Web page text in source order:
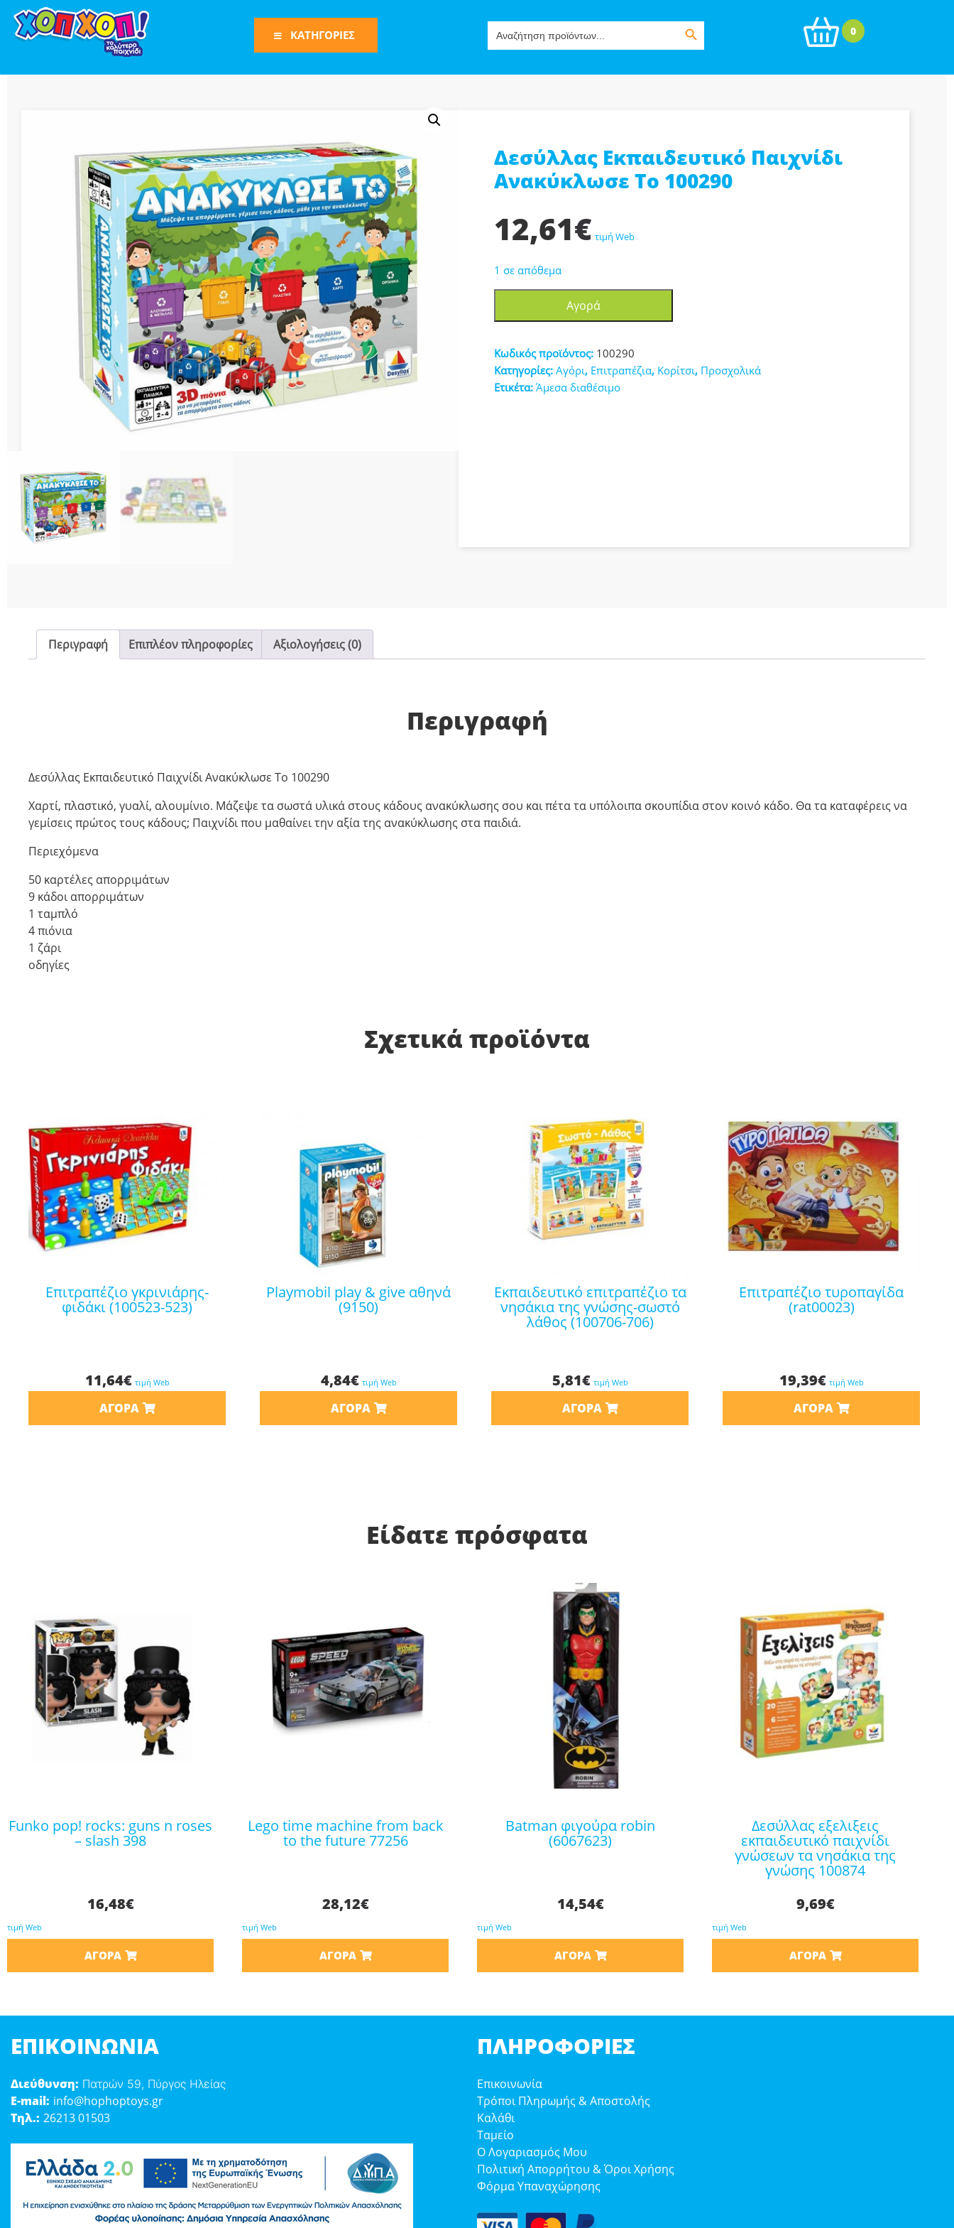
for:
Search Button
0
ΚΑΤΗΓΟΡΙΕΣ
Φιγούρες Δράσης
Φιγούρες
Τρένα
Bruder
Οχήματα
Πίστες-Γκαράζ
Παιχνίδια Ρόλων-Μίμησης
Play Set
Όπλα
Διάφορες Κατασκευές
Σπόρ
Δεσύλλας Εκπαιδευτικό Παιχνίδι
Ανακύκλωσε Το 100290
12,61€ τιμή Web
1 σε απόθεμα
Ανακύκλωσε
Το
100290
Αγορά
Κωδικός προϊόντος: 100290
Κατηγορίες: Αγόρι, Επιτραπέζια, Κορίτσι, Προσχολικά
Ετικέτα: Άμεσα διαθέσιμο
Περιγραφή Επιπλέον πληροφορίες Αξιολογήσεις (0)
Περιγραφή
Δεσύλλας Εκπαιδευτικό Παιχνίδι Ανακύκλωσε Το 100290
Χαρτί, πλαστικό, γυαλί, αλουμίνιο. Μάζεψε τα σωστά υλικά στους κάδους ανακύκλωσης σου και πέτα τα υπόλοιπα σκουπίδια στον κοινό κάδο. Θα τα καταφέρεις να
γεμίσεις πρώτος τους κάδους; Παιχνίδι που μαθαίνει την αξία της ανακύκλωσης στα παιδιά.
Περιεχόμενα
50 καρτέλες απορριμάτων
9 κάδοι απορριμάτων
1 ταμπλό
4 πιόνια
1 ζάρι
οδηγίες
Σχετικά προϊόντα
επιτραπέζιο γκρινιάρης-
φιδάκι (100523-523)
11,64€ τιμή Web
ΑΓΟΡΆ
playmobil play & give αθηνά
(9150)
4,84€ τιμή Web
ΑΓΟΡΆ
εκπαιδευτικό επιτραπέζιο τα
νησάκια της γνώσης-σωστό
λάθος (100706-706)
5,81€ τιμή Web
ΑΓΟΡΆ
επιτραπέζιο τυροπαγίδα
(rat00023)
19,39€ τιμή Web
ΑΓΟΡΆ
Είδατε πρόσφατα
funko pop! rocks: guns n roses
– slash 398
16,48€
τιμή Web
ΑΓΟΡΆ
lego time machine from back
to the future 77256
28,12€
τιμή Web
ΑΓΟΡΆ
batman φιγούρα robin
(6067623)
14,54€
τιμή Web
ΑΓΟΡΆ
δεσύλλας εξελιξεις
εκπαιδευτικό παιχνίδι
γνώσεων τα νησάκια της
γνώσης 100874
9,69€
τιμή Web
ΑΓΟΡΆ
ΕΠΙΚΟΙΝΩΝΊΑ
Διεύθυνση: Πατρών 59, Πύργος Ηλείας
E-mail: info@hophoptoys.gr
Τηλ.: 26213 01503
ΠΛΗΡΟΦΟΡΊΕΣ
Επικοινωνία
Τρόποι Πληρωμής & Αποστολής
Καλάθι
Ταμείο
Ο Λογαριασμός Μου
Πολιτική Απορρήτου & Όροι Χρήσης
Φόρμα Υπαναχώρησης